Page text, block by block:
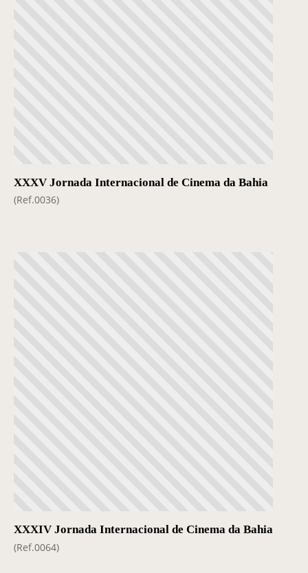
XXXV Jornada Internacional de Cinema da Bahia
(Ref.0036)
XXXIV Jornada Internacional de Cinema da Bahia
(Ref.0064)